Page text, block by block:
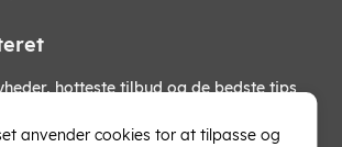
hotteste tilbud og de bedste tips
anvender cookies tor at tilpasse og